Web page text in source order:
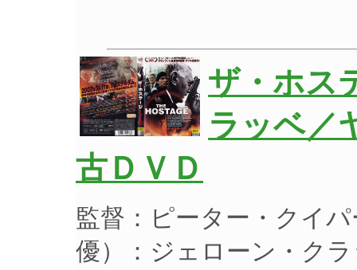
ザ・ホス
ラッベ／
古ＤＶＤ
監督：ピーター・クイ
優）：ジェローン・ク